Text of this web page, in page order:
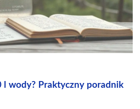
l wody? Praktyczny poradnik